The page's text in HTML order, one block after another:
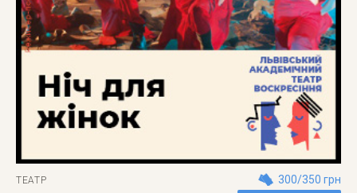
ТЕАТР 300/350 грн